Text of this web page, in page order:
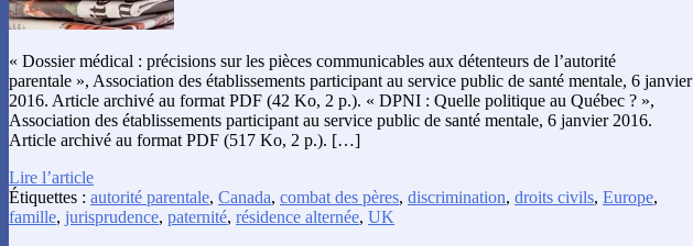
« Dossier médical : précisions sur les pièces communicables aux détenteurs de l’autorité
parentale », Association des établissements participant au service public de santé mentale, 6 janvier
2016. Article archivé au format PDF (42 Ko, 2 p.). « DPNI : Quelle politique au Québec ? »,
Association des établissements participant au service public de santé mentale, 6 janvier 2016.
Article archivé au format PDF (517 Ko, 2 p.). […]
Lire l’article
Étiquettes : autorité parentale, Canada, combat des pères, discrimination, droits civils, Europe,
famille, jurisprudence, paternité, résidence alternée, UK